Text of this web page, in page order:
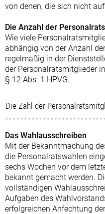
von denen, die sich nicht
Die Anzahl der
Wie viele
abhängig von der Anzahl
regelmäßig in der
der Personalratsmitglieder
§ 12 Abs. 1 HPVG.
Die Zahl der
Das Wahlausschreiben
Mit der Bekanntmachung
die Personalratswahlen
sechs Wochen vor dem
bekannt gemacht werden.
vollständigen
Aufgaben des
erfolgreichen Anfechtung